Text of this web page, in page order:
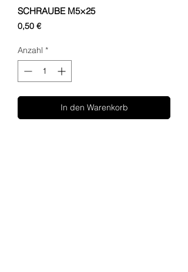
SCHRAUBE M5×25
0,50 €Preis
Anzahl *
In den Warenkorb